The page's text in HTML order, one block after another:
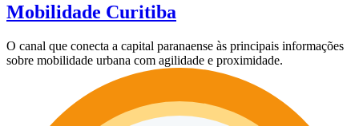
Mobilidade Curitiba
O canal que conecta a capital paranaense às principais informações
sobre mobilidade urbana com agilidade e proximidade.